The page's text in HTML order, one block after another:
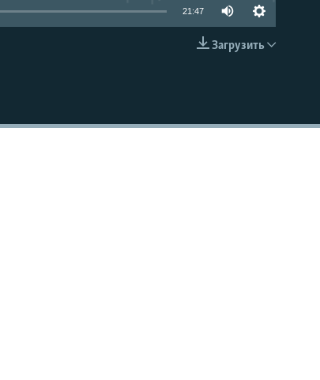
EMBED
21:47
Загрузить